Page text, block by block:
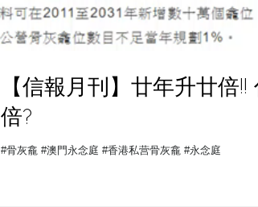
【信報月刊】廿年升廿倍
倍?
#骨灰龕 #澳門永念庭 #香港私营骨灰龕 #永念庭